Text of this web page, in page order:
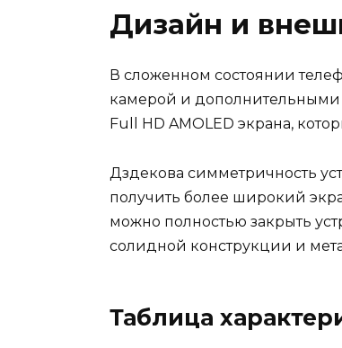
Дизайн и
В сложенном состоянии
камерой и дополнительными
Full HD AMOLED экрана,
Дздекова симметричность
получить более широкий
можно полностью закрыть
солидной конструкции и
Таблица